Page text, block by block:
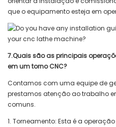
que o equipamento esteja em
7.Quais são as principais
em um torno CNC?
Contamos com uma equipe de
prestamos atenção ao trabalho
comuns.
1. Torneamento: Esta é a